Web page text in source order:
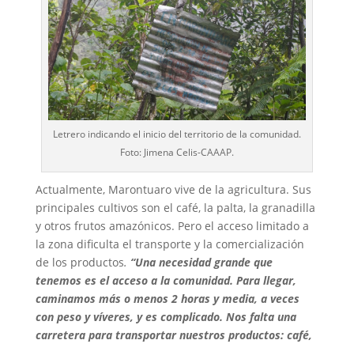
Letrero indicando el inicio del territorio de la comunidad.
Foto: Jimena Celis-CAAAP.
Actualmente, Marontuaro vive de la agricultura. Sus
principales cultivos son el café, la palta, la granadilla
y otros frutos amazónicos. Pero el acceso limitado a
la zona dificulta el transporte y la comercialización
de los productos. “Una necesidad grande que
tenemos es el acceso a la comunidad. Para llegar,
caminamos más o menos 2 horas y media, a veces
con peso y víveres, y es complicado. Nos falta una
carretera para transportar nuestros productos: café,